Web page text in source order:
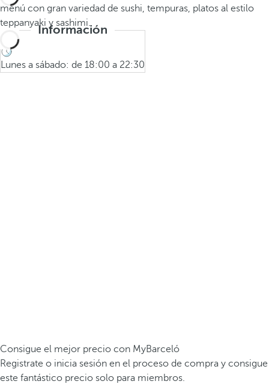
menú con gran variedad de sushi, tempuras, platos al estilo
teppanyaki y sashimi.
Información
Lunes a sábado: de 18:00 a 22:30
Consigue el mejor precio con MyBarceló
Registrate o inicia sesión en el proceso de compra y consigue
este fantástico precio solo para miembros.